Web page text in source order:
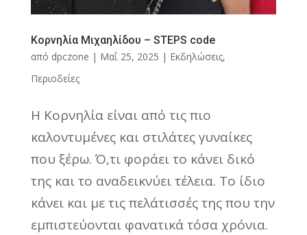
Κορνηλία Μιχαηλίδου – STEPS code
από dpczone | Μαΐ 25, 2025 | Εκδηλώσεις,
Περιοδείες
Η Κορνηλία είναι από τις πιο
καλοντυμένες και στιλάτες γυναίκες
που ξέρω. Ό,τι φοράει το κάνει δικό
της και το αναδεικνύει τέλεια. Το ίδιο
κάνει και με τις πελάτισσές της που την
εμπιστεύονται φανατικά τόσα χρόνια.